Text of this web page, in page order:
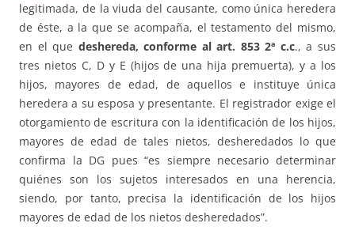
legitimada, de la viuda del causante, como única heredera
de éste, a la que se acompaña, el testamento del mismo,
en el que deshereda, conforme al art. 853 2ª c.c., a sus
tres nietos C, D y E (hijos de una hija premuerta), y a los
hijos, mayores de edad, de aquellos e instituye única
heredera a su esposa y presentante. El registrador exige el
otorgamiento de escritura con la identificación de los hijos,
mayores de edad de tales nietos, desheredados lo que
confirma la DG pues “es siempre necesario determinar
quiénes son los sujetos interesados en una herencia,
siendo, por tanto, precisa la identificación de los hijos
mayores de edad de los nietos desheredados”.